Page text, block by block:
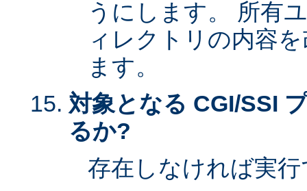
うにします。 所有
ィレクトリの内容
ます。
対象となる CGI/SSI
るか?
存在しなければ実